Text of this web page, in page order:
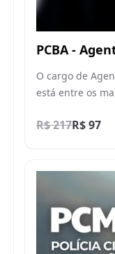
PCBA -
O cargo de
está entre os
R$ 217R$ 97